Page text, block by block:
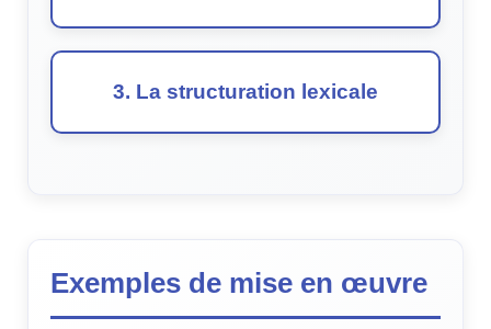
3. La structuration lexicale
Exemples de mise en œuvre